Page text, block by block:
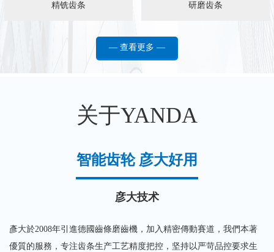
精铣齿条 研磨齿条
— 查看更多 —
关于YANDA
智能齿轮 彦大好用
彦大技术
彥大於2008年引進德國齒條磨齒機，加入精密傳動賽道，我們本著
優質的服務，专注齿条生产工艺精度把控，坚持以严苛品控要求生